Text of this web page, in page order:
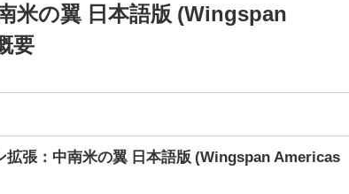
米の翼 日本語版 (Wingspan
要
拡張：中南米の翼 日本語版 (Wingspan Americas